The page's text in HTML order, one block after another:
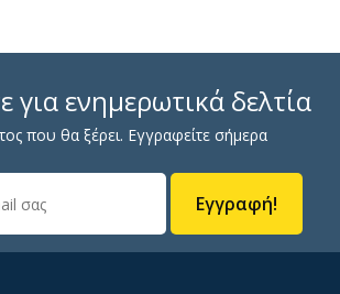
για ενημερωτικά δελτία
που θα ξέρει. Εγγραφείτε σήμερα
Εγγραφή!